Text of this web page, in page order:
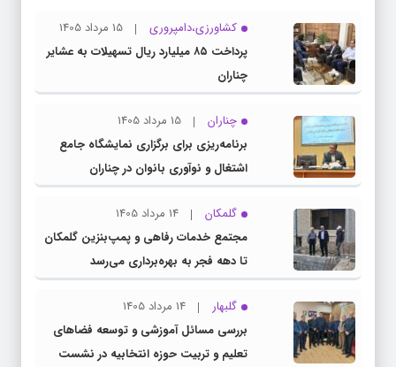
کشاورزی،دامپروری
15 مرداد 1405
پرداخت ۸۵ میلیارد ریال تسهیلات به عشایر
چناران
چناران
15 مرداد 1405
برنامه‌ریزی برای برگزاری نمایشگاه جامع
اشتغال و نوآوری بانوان در چناران
گلمکان
14 مرداد 1405
مجتمع خدمات رفاهی و پمپ‌بنزین گلمکان
تا دهه فجر به بهره‌برداری می‌رسد
گلبهار
14 مرداد 1405
بررسی مسائل آموزشی و توسعه فضاهای
تعلیم و تربیت حوزه انتخابیه در نشست